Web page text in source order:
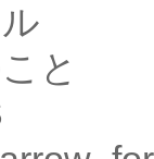
と